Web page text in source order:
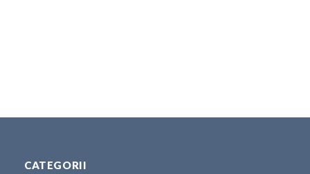
CATEGORII